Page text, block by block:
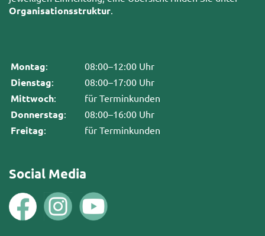
Organisationsstruktur.
Montag: 08:00–12:00 Uhr
Dienstag: 08:00–17:00 Uhr
Mittwoch: für Terminkunden
Donnerstag: 08:00–16:00 Uhr
Freitag: für Terminkunden
Social Media